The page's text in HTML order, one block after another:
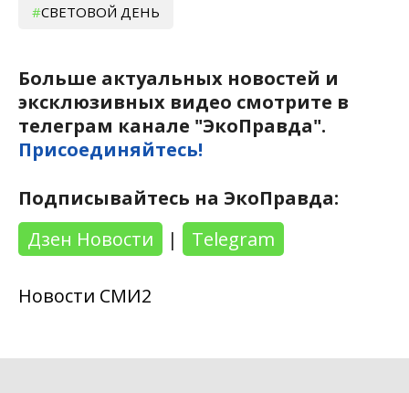
СВЕТОВОЙ ДЕНЬ
Больше актуальных новостей и
эксклюзивных видео смотрите в
телеграм канале "ЭкоПравда".
Присоединяйтесь!
Подписывайтесь на ЭкоПравда:
Дзен Новости
| Telegram
Новости СМИ2